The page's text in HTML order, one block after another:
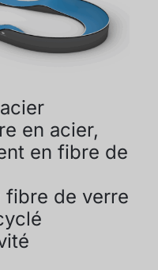
en acier,
en fibre de
fibre de verre